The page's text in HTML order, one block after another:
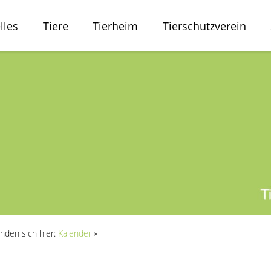
Tiere Tierheim Tierschutzverein
sich hier: Kalender »